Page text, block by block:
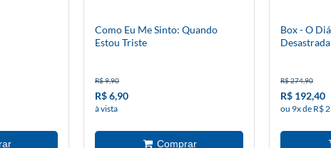
Como Eu Me Sinto: Quando
Estou Triste
R$ 9,90
R$ 6,90
à vista
Box - O
Desastrada
R$ 274,90
R$ 192,40
ou 9x de R$